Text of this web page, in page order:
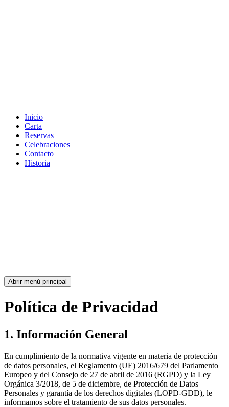
Inicio
Carta
Reservas
Celebraciones
Contacto
Historia
Abrir menú principal
Política de Privacidad
1. Información General
En cumplimiento de la normativa vigente en materia de protección
de datos personales, el Reglamento (UE) 2016/679 del Parlamento
Europeo y del Consejo de 27 de abril de 2016 (RGPD) y la Ley
Orgánica 3/2018, de 5 de diciembre, de Protección de Datos
Personales y garantía de los derechos digitales (LOPD-GDD), le
informamos sobre el tratamiento de sus datos personales.